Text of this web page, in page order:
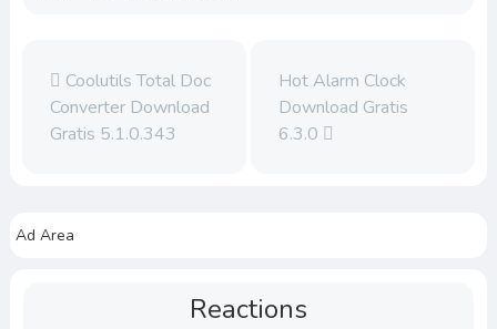
Coolutils Total Doc
Converter Download
Gratis 5.1.0.343
Hot Alarm Clock
Download Gratis
6.3.0
Ad Area
Reactions